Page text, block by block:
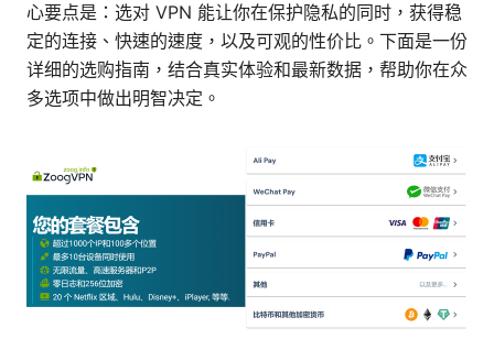
心要点是：选对 VPN 能让你在保护隐私的同时，获得稳
定的连接、快速的速度，以及可观的性价比。下面是一份
详细的选购指南，结合真实体验和最新数据，帮助你在众
多选项中做出明智决定。